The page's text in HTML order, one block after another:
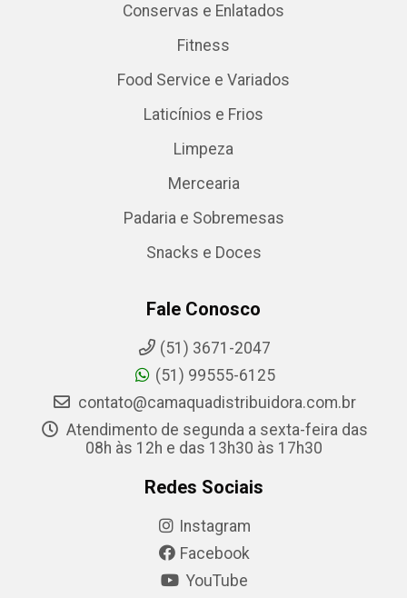
Conservas e Enlatados
Fitness
Food Service e Variados
Laticínios e Frios
Limpeza
Mercearia
Padaria e Sobremesas
Snacks e Doces
Fale Conosco
(51) 3671-2047
(51) 99555-6125
contato@camaquadistribuidora.com.br
Atendimento de segunda a sexta-feira das
08h às 12h e das 13h30 às 17h30
Redes Sociais
Instagram
Facebook
YouTube